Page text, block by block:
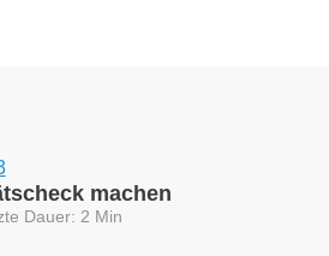
machen
Dauer: 2 Min